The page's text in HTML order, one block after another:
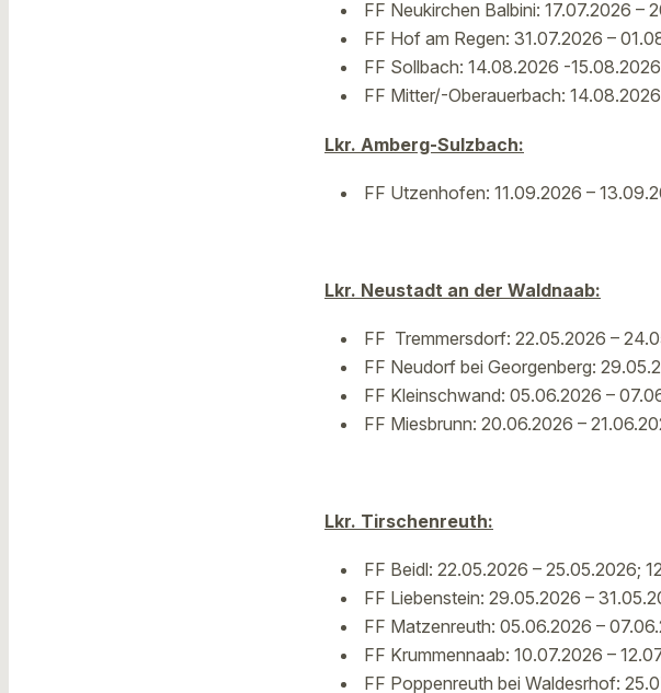
FF Neukirchen Balbini: 17.07.2026 –
FF Hof am Regen: 31.07.2026 –
FF Sollbach: 14.08.2026 -
FF Mitter/-Oberauerbach:
Lkr. Amberg-Sulzbach:
FF Utzenhofen: 11.09.2026 –
Lkr. Neustadt an der Waldnaab:
FF Tremmersdorf: 22.05.2026 –
FF Neudorf bei Georgenberg:
FF Kleinschwand: 05.06.2026 –
FF Miesbrunn: 20.06.2026 –
Lkr. Tirschenreuth:
FF Beidl: 22.05.2026 – 25.05.2026;
FF Liebenstein: 29.05.2026 –
FF Matzenreuth: 05.06.2026 –
FF Krummennaab: 10.07.2026 –
FF Poppenreuth bei Waldesrhof: